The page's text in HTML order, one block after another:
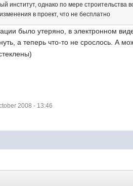
институт, однако по мере
в проект, что не бесплатно
было утеряно, в электронном
а теперь что-то не срослось. А
2008 - 13:46